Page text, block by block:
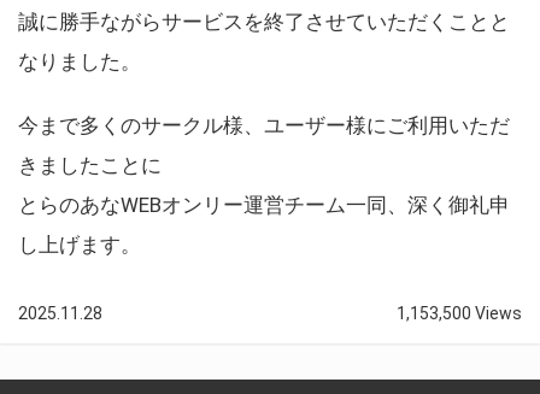
誠に勝手ながらサービスを終了させていただくことと
なりました。
今まで多くのサークル様、ユーザー様にご利用いただ
きましたことに
とらのあなWEBオンリー運営チーム一同、深く御礼申
し上げます。
2025.11.28 1,153,500 Views